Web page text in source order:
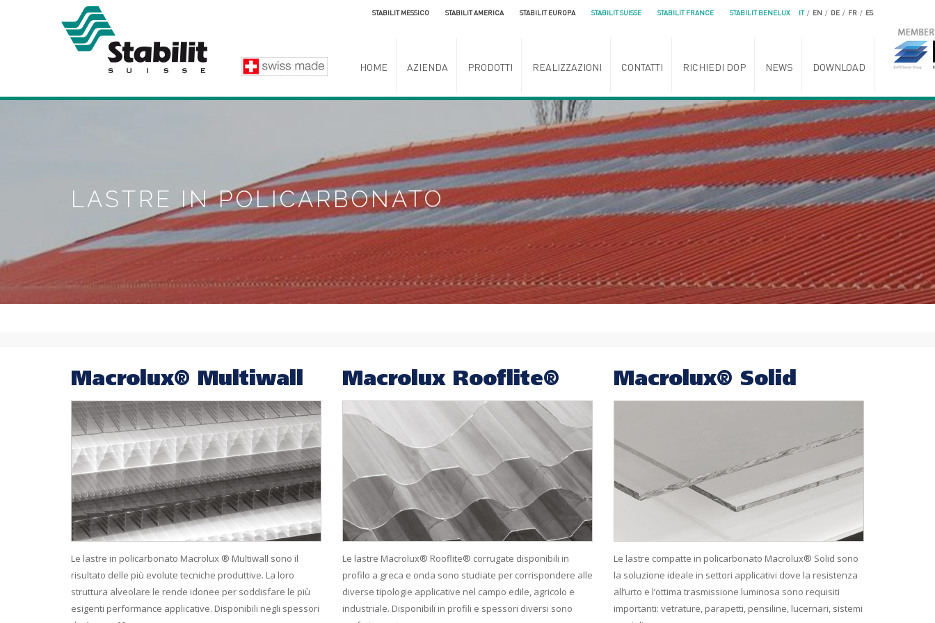
Salta al contenuto principale IT / EN / DE / FR / ES
STABILIT MESSICO STABILIT AMERICA STABILIT EUROPA STABILIT SUISSE STABILIT FRANCE STABILIT BENELUX
HOME AZIENDA PRODOTTI REALIZZAZIONI CONTATTI RICHIEDI DOP NEWS DOWNLOAD
LASTRE IN POLICARBONATO
Macrolux® Multiwall
Le lastre in policarbonato Macrolux ® Multiwall sono il
risultato delle più evolute tecniche produttive. La loro
struttura alveolare le rende idonee per soddisfare le più
esigenti performance applicative. Disponibili negli spessori
Macrolux Rooflite®
Le lastre Macrolux® Rooflite® corrugate disponibili in
profilo a greca e onda sono studiate per corrispondere alle
diverse tipologie applicative nel campo edile, agricolo e
industriale. Disponibili in profili e spessori diversi sono
Macrolux® Solid
Le lastre compatte in policarbonato Macrolux® Solid sono
la soluzione ideale in settori applicativi dove la resistenza
all’urto e l’ottima trasmissione luminosa sono requisiti
importanti: vetrature, parapetti, pensiline, lucernari, sistemi